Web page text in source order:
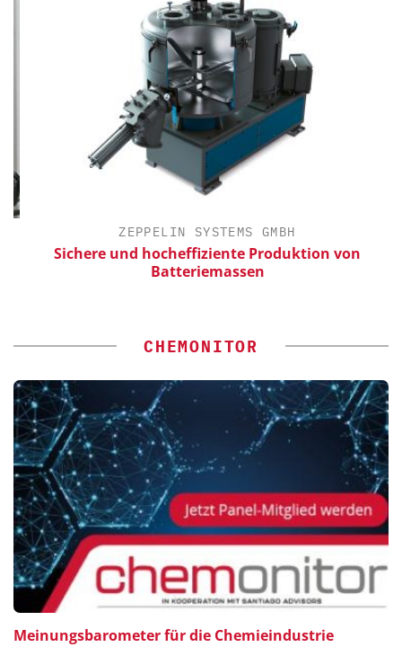
ZEPPELIN SYSTEMS GMBH
Sichere und hocheffiziente Produktion von
Batteriemassen
CHEMONITOR
Meinungsbarometer für die Chemieindustrie